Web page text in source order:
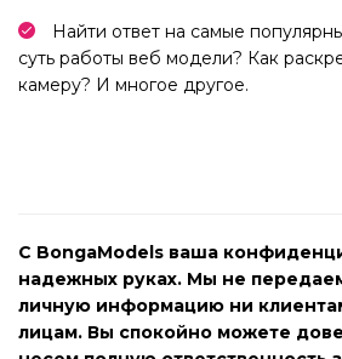
Найти ответ на самые
суть работы веб модели? Как
камеру? И многое другое.
С BongaModels ваша
надежных руках. Мы не
личную информацию ни
лицам. Вы спокойно можете